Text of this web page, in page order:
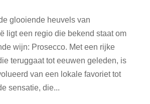
glooiende heuvels van
ligt een regio die bekend staat om
wijn: Prosecco. Met een rijke
teruggaat tot eeuwen geleden, is
van een lokale favoriet tot
sensatie, die...